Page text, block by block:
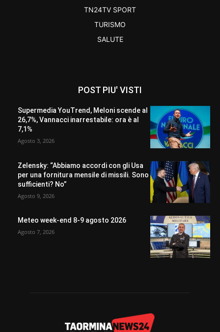
TN24TV SPORT
TURISMO
SALUTE
POST PIU' VISTI
Supermedia YouTrend, Meloni scende al
26,7%, Vannacci inarrestabile: ora è al
7,1%
Agosto 3, 2026
Zelensky: “Abbiamo accordi con gli Usa
per una fornitura mensile di missili. Sono
sufficienti? No”
Agosto 9, 2026
Meteo week-end 8-9 agosto 2026
Agosto 7, 2026